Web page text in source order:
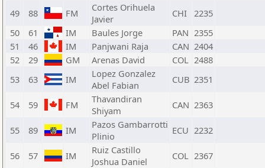
49 88 FM
Cortes Orihuela
Javier
CHI 2235
50
61 IM Baules Jorge PAN 2355
51
46 IM Panjwani Raja CAN 2404
52
29 GM Arenas David COL 2488
53
63 IM
Lopez Gonzalez
Abel Fabian
CUB 2351
54 59 FM
Thavandiran
Shiyam
CAN 2363
55 89 IM
Pazos Gambarrotti
Plinio
ECU 2232
56 57 IM
Ruiz Castillo
Joshua Daniel
COL 2367